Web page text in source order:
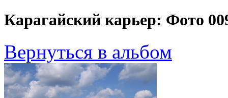
Карагайский карьер: Фото
Вернуться в альбом